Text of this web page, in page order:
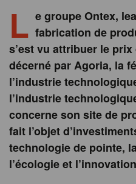
L e groupe Ontex,
fabrication de
s’est vu attribuer le prix
décerné par Agoria, la
l’industrie
l’industrie
concerne son site de
fait l’objet
technologie de pointe,
l’écologie et